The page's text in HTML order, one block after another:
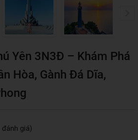
Yên 3N3Đ – Khám Phá
Hòa, Gành Đá Dĩa,
giá)